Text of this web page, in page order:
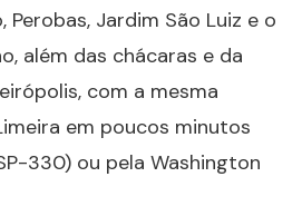
Jardim São Luiz e o
além das chácaras e da
com a mesma
em poucos minutos
330) ou pela Washington